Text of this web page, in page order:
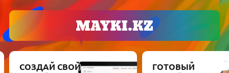
СОЗДАЙ СВОЙ
ГОТОВЫЙ